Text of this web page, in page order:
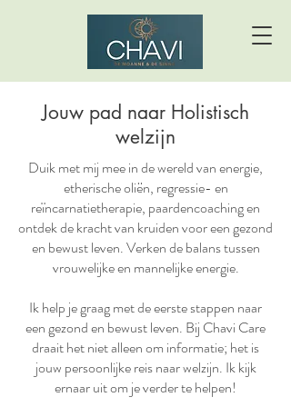
Jouw pad naar Holistisch
welzijn
Duik met mij mee in de wereld van energie,
etherische oliën, regressie- en
reïncarnatietherapie, paardencoaching en
ontdek de kracht van kruiden voor een gezond
en bewust leven. Verken de balans tussen
vrouwelijke en mannelijke energie.
Ik help je graag met de eerste stappen naar
een gezond en bewust leven. Bij Chavi Care
draait het niet alleen om informatie; het is
jouw persoonlijke reis naar welzijn. Ik kijk
ernaar uit om je verder te helpen!